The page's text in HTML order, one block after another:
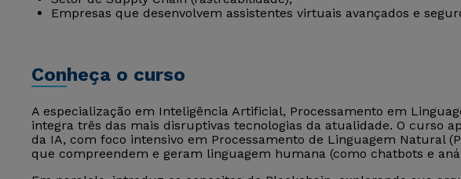
Empresas que desenvolvem assistentes virtuais avançados e
Conheça o curso
A especialização em Inteligência Artificial, Processamento em
integra três das mais disruptivas tecnologias da atualidade. O curso
da IA, com foco intensivo em Processamento de Linguagem Natural
que compreendem e geram linguagem humana (como chatbots e